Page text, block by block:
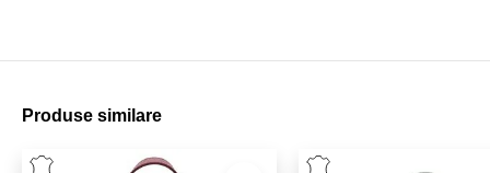
Produse similare